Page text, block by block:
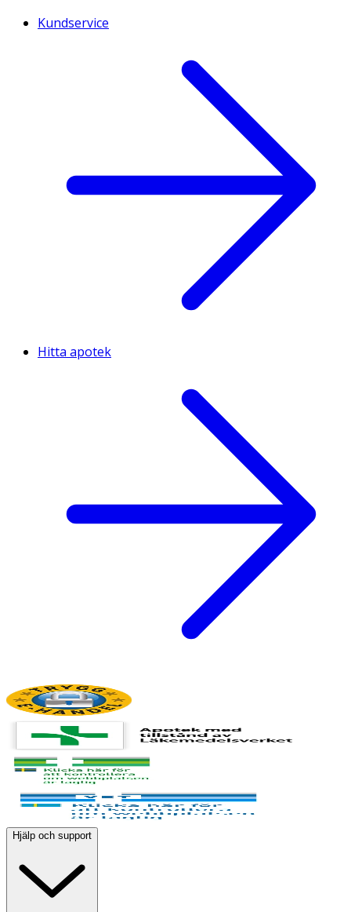
Kundservice
Hitta apotek
Hjälp och support